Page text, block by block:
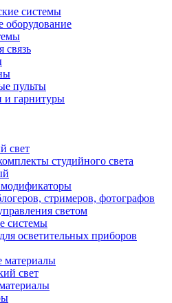
системы
оборудование
связь
пульты
гарнитуры
свет
студийного света
стримеров, фотографов
светом
системы
осветительных приборов
материалы
свет